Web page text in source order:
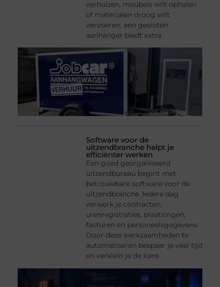
verhuizen, meubels wilt ophalen
of materialen droog wilt
vervoeren, een gesloten
aanhanger biedt extra
Software voor de
uitzendbranche helpt je
efficiënter werken
Een goed georganiseerd
uitzendbureau begint met
betrouwbare software voor de
uitzendbranche. Iedere dag
verwerk je contracten,
urenregistraties, plaatsingen,
facturen en personeelsgegevens.
Door deze werkzaamheden te
automatiseren bespaar je veel tijd
en verklein je de kans